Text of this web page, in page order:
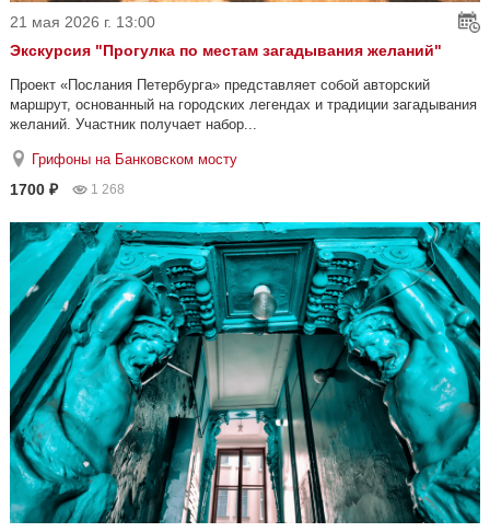
21 мая 2026 г. 13:00
Экскурсия "Прогулка по местам загадывания желаний"
Проект «Послания Петербурга» представляет собой авторский
маршрут, основанный на городских легендах и традиции загадывания
желаний. Участник получает набор...
Грифоны на Банковском мосту
1700 ₽ 1 268